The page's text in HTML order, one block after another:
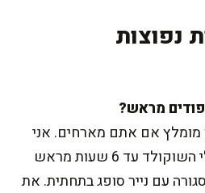
נפוצות
אם אתם מארחים. אני
מרכיבה את השיפודים בלי השוקולד עד 6 שעות מראש
עם נייר סופג בתחתית. את